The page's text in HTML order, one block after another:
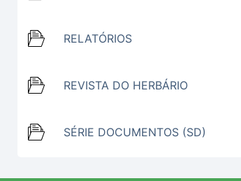
RELATÓRIOS
REVISTA DO HERBÁRIO
SÉRIE DOCUMENTOS (SD)